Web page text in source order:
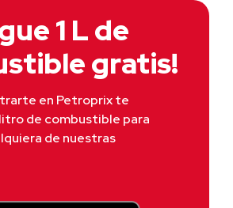
1 L de
gratis!
en Petroprix te
de combustible para
de nuestras